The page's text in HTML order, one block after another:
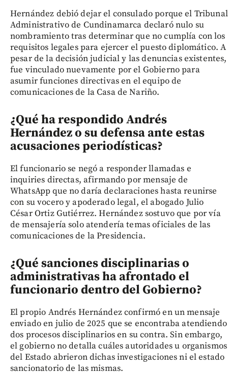
Hernández debió dejar el consulado porque el Tribunal
Administrativo de Cundinamarca declaró nulo su
nombramiento tras determinar que no cumplía con los
requisitos legales para ejercer el puesto diplomático. A
pesar de la decisión judicial y las denuncias existentes,
fue vinculado nuevamente por el Gobierno para
asumir funciones directivas en el equipo de
comunicaciones de la Casa de Nariño.
¿Qué ha respondido Andrés
Hernández o su defensa ante estas
acusaciones periodísticas?
El funcionario se negó a responder llamadas e
inquiries directas, afirmando por mensaje de
WhatsApp que no daría declaraciones hasta reunirse
con su vocero y apoderado legal, el abogado Julio
César Ortiz Gutiérrez. Hernández sostuvo que por vía
de mensajería solo atendería temas oficiales de las
comunicaciones de la Presidencia.
¿Qué sanciones disciplinarias o
administrativas ha afrontado el
funcionario dentro del Gobierno?
El propio Andrés Hernández confirmó en un mensaje
enviado en julio de 2025 que se encontraba atendiendo
dos procesos disciplinarios en su contra. Sin embargo,
el gobierno no detalla cuáles autoridades u organismos
del Estado abrieron dichas investigaciones ni el estado
sancionatorio de las mismas.